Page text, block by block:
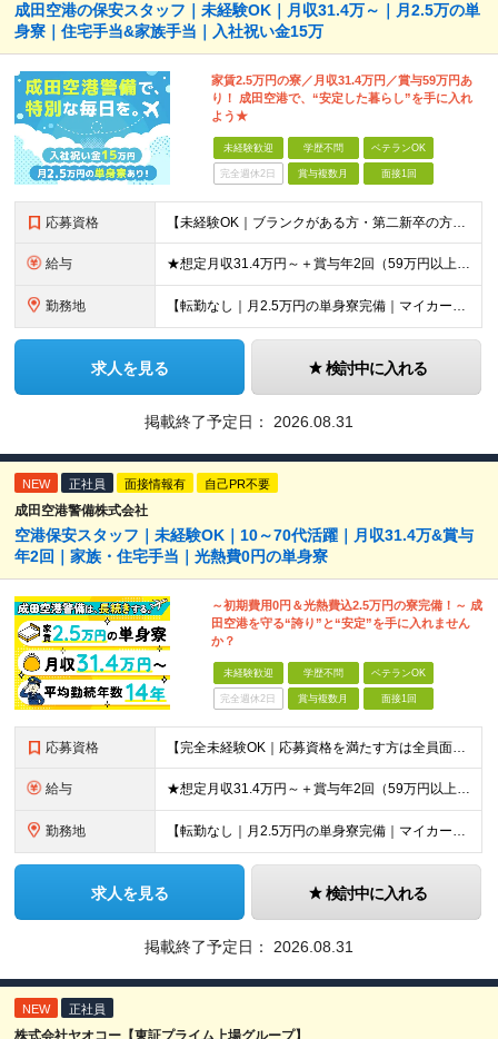
成田空港の保安スタッフ｜未経験OK｜月収31.4万～｜月2.5万の単
身寮｜住宅手当&家族手当｜入社祝い金15万
家賃2.5万円の寮／月収31.4万円／賞与59万円あ
り！ 成田空港で、“安定した暮らし”を手に入れ
よう★
未経験歓迎 学歴不問 ベテランOK
完全週休2日 賞与複数月 面接1回
応募資格 【未経験OK｜ブランクがある方・第二新卒の方・正社員が初めての方も歓迎！】 ★応募資格を満たす方は面接確約！ ★20代・30代の若手スタッフも多数活躍中！ ◎58歳以下の方（長期のキャリア形成を図る
給与 ★想定月収31.4万円～＋賞与年2回（59万円以上） ★入社お祝い金15万円支給 ★水道+光熱費無料の家賃がリーズナブルな社員寮(単身寮)あり！ ★住宅手当&家族手当あり 月給24万5000円以上(
勤務地 【転勤なし｜月2.5万円の単身寮完備｜マイカー・バイク通勤OK】 成田空港または空港関連施設での勤務となります。 お住まいや希望を考慮し、千葉市美浜区・四街道市への配属となる場合もあります。 【本社
求人を見る 検討中に入れる
掲載終了予定日： 2026.08.31
NEW 正社員 面接情報有 自己PR不要
成田空港警備株式会社
空港保安スタッフ｜未経験OK｜10～70代活躍｜月収31.4万&賞与
年2回｜家族・住宅手当｜光熱費0円の単身寮
～初期費用0円＆光熱費込2.5万円の寮完備！～ 成
田空港を守る“誇り”と“安定”を手に入れません
か？
未経験歓迎 学歴不問 ベテランOK
完全週休2日 賞与複数月 面接1回
応募資格 【完全未経験OK｜応募資格を満たす方は全員面接！】 ◎学歴不問／前職不問／転職回数不問 ◎自動車免許・英語力なども一切不問 ◎58歳以下の方（長期のキャリア形成を図るため） ブランクがある方、正社員
給与 ★想定月収31.4万円～＋賞与年2回（59万円以上） ★入社お祝い金15万円支給 ★水道+光熱費無料の家賃がリーズナブルな社員寮(単身寮)あり！ 月給24万5000円以上(基本給21万1000円＋業
勤務地 【転勤なし｜月2.5万円の単身寮完備｜マイカー・バイク通勤OK】 成田空港または空港関連施設での勤務となります。 お住まいや希望を考慮し、千葉市美浜区・四街道市への配属となる場合もあります。 【本社
求人を見る 検討中に入れる
掲載終了予定日： 2026.08.31
NEW 正社員
株式会社ヤオコー【東証プライム上場グループ】